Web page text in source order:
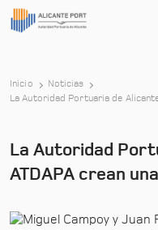
Inicio
Noticias
La Autoridad Portuaria de
La Autoridad
ATDAPA crean